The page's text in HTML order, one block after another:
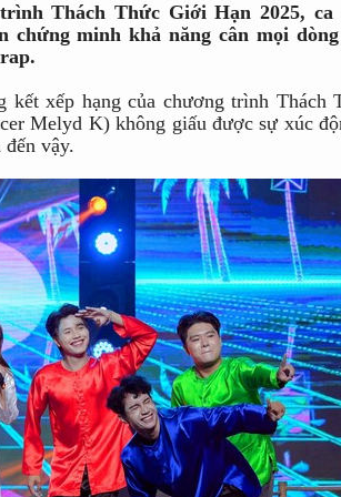
Thách Thức Giới Hạn 2025, ca
minh khả năng cân mọi
kết xếp hạng của chương trình Thách
Melyd K) không giấu được sự xúc
vậy.